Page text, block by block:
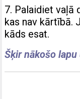
7. Palaidiet vaļā
kas nav kārtībā.
kāds esat.
Šķir nākošo